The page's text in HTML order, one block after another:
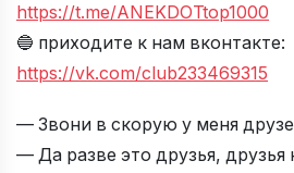
https://t.me/ANEKDOTtop1000
🔵 приходите к нам вконтакте:
https://vk.com/club233469315
— Звони в скорую у меня
— Да разве это друзья, друзья